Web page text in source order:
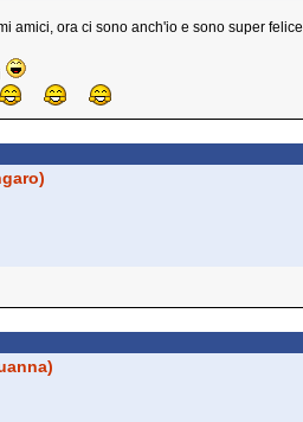
amici, ora ci sono anch'io e sono super felice